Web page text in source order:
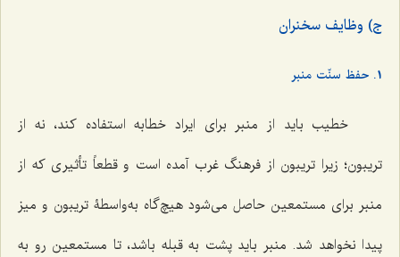
ج) وظایف سخنران
1. حفظ سنّت منبر
خطیب باید از منبر برای ایراد خطابه استفاده کند، نه از
تریبون؛ زیرا تریبون از فرهنگ غرب آمده است و قطعاً تأثیری که از
منبر برای مستمعین حاصل می‌شود هیچ‌گاه به‌واسطۀ تریبون و میز
پیدا نخواهد شد. منبر باید پشت به قبله باشد، تا مستمعین رو به